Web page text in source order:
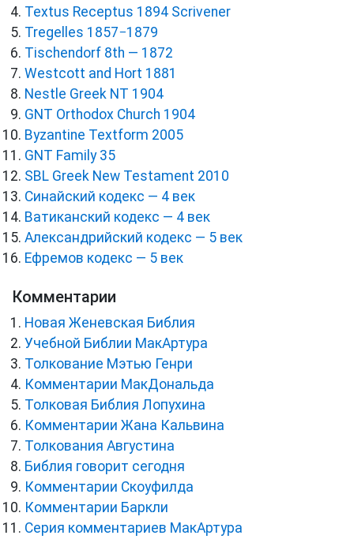
Textus Receptus 1894 Scrivener
Tregelles 1857−1879
Tischendorf 8th — 1872
Westcott and Hort 1881
Nestle Greek NT 1904
GNT Orthodox Church 1904
Byzantine Textform 2005
GNT Family 35
SBL Greek New Testament 2010
Синайский кодекс — 4 век
Ватиканский кодекс — 4 век
Александрийский кодекс — 5 век
Ефремов кодекс — 5 век
Комментарии
Новая Женевская Библия
Учебной Библии МакАртура
Толкование Мэтью Генри
Комментарии МакДональда
Толковая Библия Лопухина
Комментарии Жана Кальвина
Толкования Августина
Библия говорит сегодня
Комментарии Скоуфилда
Комментарии Баркли
Серия комментариев МакАртура